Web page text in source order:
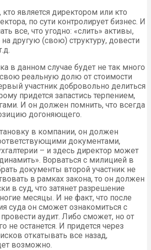
кто является директором или кто
по сути контролирует бизнес. И
все, что угодно: «слить» активы,
другую (свою) структуру, довести
в данном случае будет не так много
реальную долю от стоимости
участник добровольно делиться
придется запастись терпением,
И он должен помнить, что всегда
догоняющего.
в компании, он должен
документами,
– и здесь директор может
Ворваться с милицией в
документы второй участник не
в рамках закона, то он должен
в суд, что затянет разрешение
месяцы. И не факт, что после
суда он сможет ознакомиться с
аудит. Либо сможет, но от
не останется. И придется через
откатывать все назад,
возможно.